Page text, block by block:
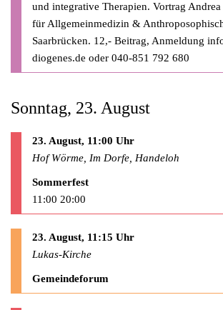
und integrative Therapien. Vortrag
für Allgemeinmedizin &
Saarbrücken. 12,- Beitrag, Anmeldung
diogenes.de oder 040-851 792 680
Sonntag, 23. August
23. August, 11:00 Uhr
Hof Wörme, Im Dorfe, Handeloh
Sommerfest
11:00 20:00
23. August, 11:15 Uhr
Lukas-Kirche
Gemeindeforum